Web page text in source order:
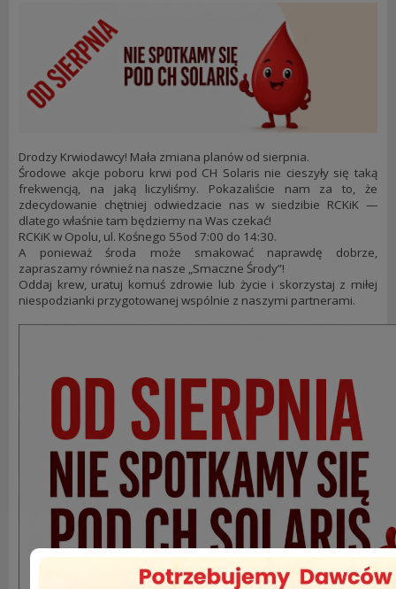
Drodzy Krwiodawcy! Mała zmiana planów od sierpnia.
Środowe akcje poboru krwi pod CH Solaris nie cieszyły się taką
frekwencją, na jaką liczyliśmy. Pokazaliście nam za to, że
zdecydowanie chętniej odwiedzacie nas w siedzibie RCKiK —
dlatego właśnie tam będziemy na Was czekać!
RCKiK w Opolu, ul. Kośnego 55od 7:00 do 14:30.
A ponieważ środa może smakować naprawdę dobrze,
zapraszamy również na nasze „Smaczne Środy”!
Oddaj krew, uratuj komuś zdrowie lub życie i skorzystaj z miłej
niespodzianki przygotowanej wspólnie z naszymi partnerami.